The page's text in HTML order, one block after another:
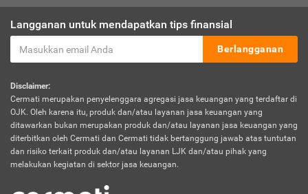
Langganan untuk mendapatkan tips finansial
Berlangganan
Disclaimer:
Cermati merupakan penyelenggara agregasi jasa keuangan yang terdaftar di
OJK. Oleh karena itu, produk dan/atau layanan jasa keuangan yang
ditawarkan bukan merupakan produk dan/atau layanan jasa keuangan yang
diterbitkan oleh Cermati dan Cermati tidak bertanggung jawab atas tuntutan
dan risiko terkait produk dan/atau layanan LJK dan/atau pihak yang
melakukan kegiatan di sektor jasa keuangan.